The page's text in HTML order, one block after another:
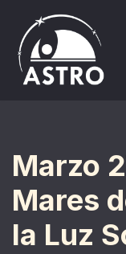
Saltar
al
contenido
Marzo
Mares
la Luz